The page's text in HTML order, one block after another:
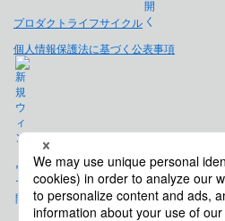
プロダクトライフサイクル
個人情報保護法に基づく公表事項